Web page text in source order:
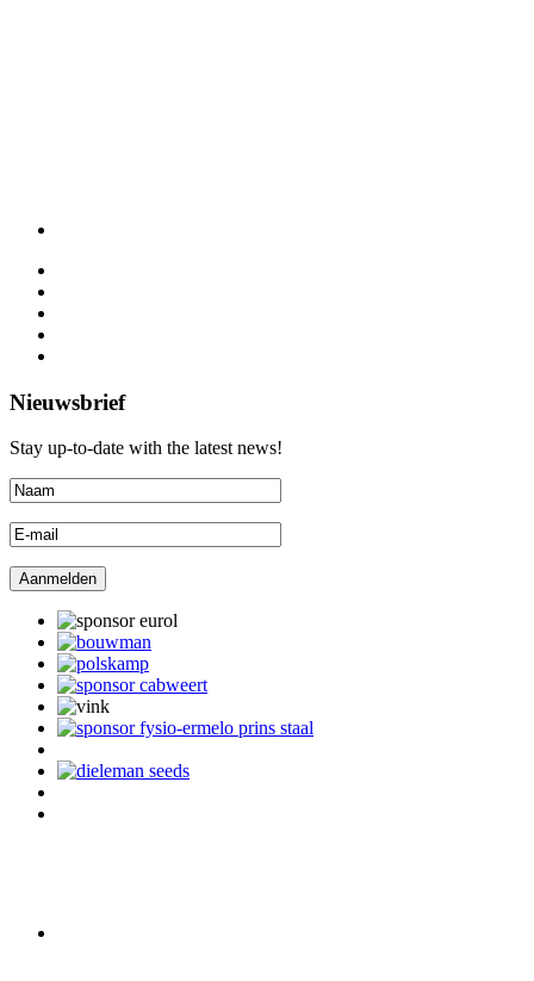
Nieuwsbrief
Stay up-to-date with the latest news!